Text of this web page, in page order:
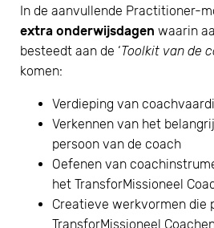
In de aanvullende Practitioner-
extra onderwijsdagen waarin
besteedt aan de ‘Toolkit van de
komen:
Verdieping van
Verkennen van het
persoon van de coach
Oefenen van
het TransforMissioneel
Creatieve werkvormen die
TransforMissioneel